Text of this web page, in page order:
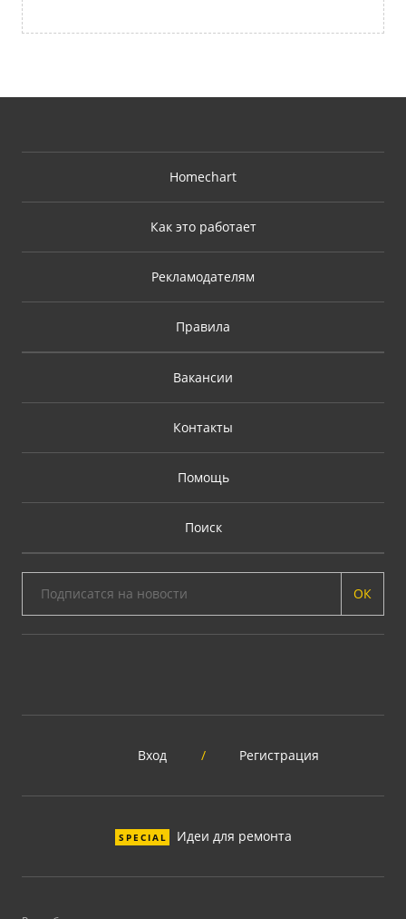
Homechart
Как это работает
Рекламодателям
Правила
Вакансии
Контакты
Помощь
Поиск
ОК
Вход / Регистрация
SPECIAL Идеи для ремонта